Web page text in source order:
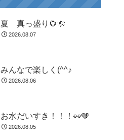
夏 真っ盛り🌻🌞
2026.08.07
みんなで楽しく(^^♪
2026.08.06
お水だいすき！！！👀🩵
2026.08.05